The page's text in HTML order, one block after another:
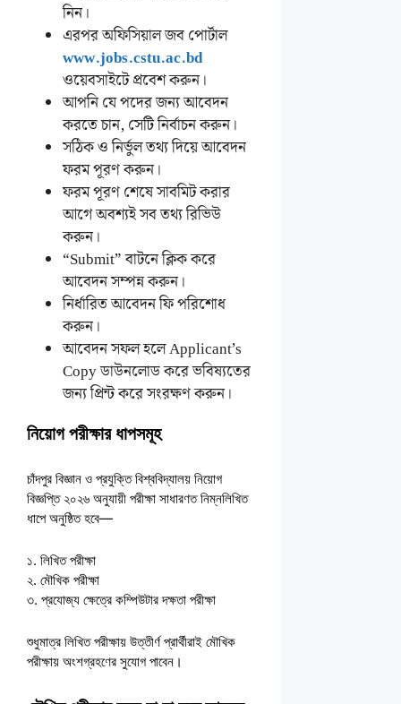
নিন।
এরপর অফিসিয়াল জব পোর্টাল
www.jobs.cstu.ac.bd
ওয়েবসাইটে প্রবেশ করুন।
আপনি যে পদের জন্য আবেদন
করতে চান, সেটি নির্বাচন করুন।
সঠিক ও নির্ভুল তথ্য দিয়ে আবেদন
ফরম পূরণ করুন।
ফরম পূরণ শেষে সাবমিট করার
আগে অবশ্যই সব তথ্য রিভিউ
করুন।
“Submit” বাটনে ক্লিক করে
আবেদন সম্পন্ন করুন।
নির্ধারিত আবেদন ফি পরিশোধ
করুন।
আবেদন সফল হলে Applicant’s
Copy ডাউনলোড করে ভবিষ্যতের
জন্য প্রিন্ট করে সংরক্ষণ করুন।
নিয়োগ পরীক্ষার ধাপসমূহ
চাঁদপুর বিজ্ঞান ও প্রযুক্তি বিশ্ববিদ্যালয় নিয়োগ
বিজ্ঞপ্তি ২০২৬ অনুযায়ী পরীক্ষা সাধারণত নিম্নলিখিত
ধাপে অনুষ্ঠিত হবে—
১. লিখিত পরীক্ষা
২. মৌখিক পরীক্ষা
৩. প্রযোজ্য ক্ষেত্রে কম্পিউটার দক্ষতা পরীক্ষা
শুধুমাত্র লিখিত পরীক্ষায় উত্তীর্ণ প্রার্থীরাই মৌখিক
পরীক্ষায় অংশগ্রহণের সুযোগ পাবেন।